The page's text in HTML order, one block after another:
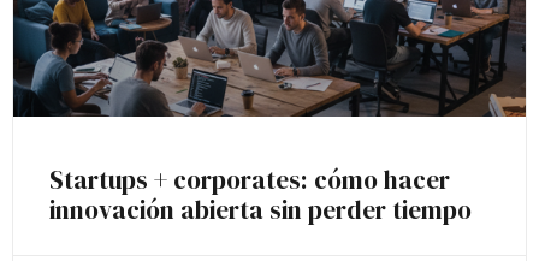
Startups + corporates: cómo hacer
innovación abierta sin perder tiempo